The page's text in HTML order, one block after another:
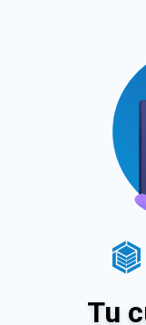
Tu